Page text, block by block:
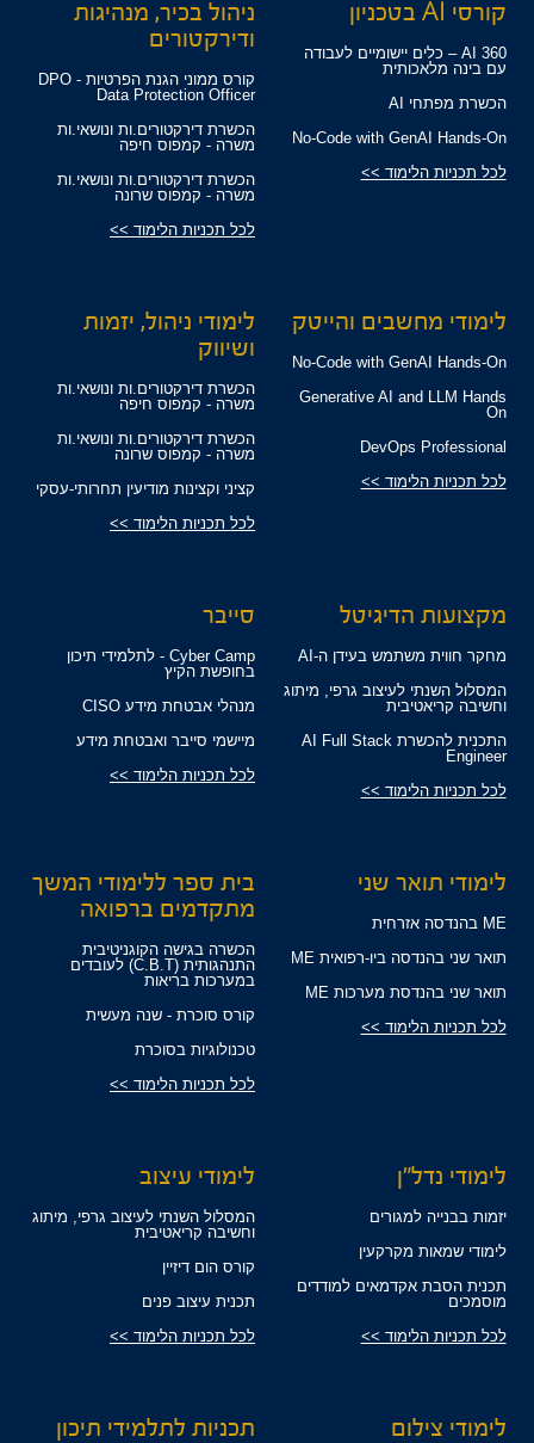
קורסי AI בטכניון
360 AI – כלים יישומיים לעבודה
עם בינה מלאכותית
הכשרת מפתחי AI
No-Code with GenAI Hands-On
לכל תכניות הלימוד >>
ניהול בכיר, מנהיגות
ודירקטורים
קורס ממוני הגנת הפרטיות - DPO
Data Protection Officer
הכשרת דירקטורים.ות ונושאי.ות
משרה - קמפוס חיפה
הכשרת דירקטורים.ות ונושאי.ות
משרה - קמפוס שרונה
לכל תכניות הלימוד >>
לימודי מחשבים והייטק
No-Code with GenAI Hands-On
Generative AI and LLM Hands
On
DevOps Professional
לכל תכניות הלימוד >>
לימודי ניהול, יזמות
ושיווק
הכשרת דירקטורים.ות ונושאי.ות
משרה - קמפוס חיפה
הכשרת דירקטורים.ות ונושאי.ות
משרה - קמפוס שרונה
קציני וקצינות מודיעין תחרותי-עסקי
לכל תכניות הלימוד >>
מקצועות הדיגיטל
מחקר חווית משתמש בעידן ה-AI
המסלול השנתי לעיצוב גרפי, מיתוג
וחשיבה קריאטיבית
התכנית להכשרת AI Full Stack
Engineer
לכל תכניות הלימוד >>
סייבר
Cyber Camp - לתלמידי תיכון
בחופשת הקיץ
מנהלי אבטחת מידע CISO
מיישמי סייבר ואבטחת מידע
לכל תכניות הלימוד >>
לימודי תואר שני
ME בהנדסה אזרחית
תואר שני בהנדסה ביו-רפואית ME
תואר שני בהנדסת מערכות ME
לכל תכניות הלימוד >>
בית ספר ללימודי המשך
מתקדמים ברפואה
הכשרה בגישה הקוגניטיבית
התנהגותית (C.B.T) לעובדים
במערכות בריאות
קורס סוכרת - שנה מעשית
טכנולוגיות בסוכרת
לכל תכניות הלימוד >>
לימודי נדל"ן
יזמות בבנייה למגורים
לימודי שמאות מקרקעין
תכנית הסבת אקדמאים למודדים
מוסמכים
לכל תכניות הלימוד >>
לימודי עיצוב
המסלול השנתי לעיצוב גרפי, מיתוג
וחשיבה קריאטיבית
קורס הום דיזיין
תכנית עיצוב פנים
לכל תכניות הלימוד >>
לימודי צילום תכניות לתלמידי תיכון